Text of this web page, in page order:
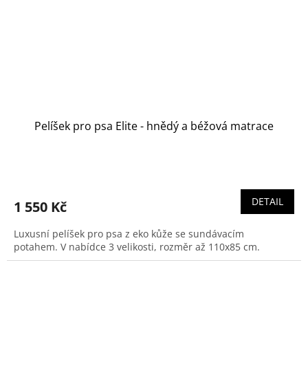
Pelíšek pro psa Elite - hnědý a béžová matrace
1 550 Kč DETAIL
Luxusní pelíšek pro psa z eko kůže se sundávacím
potahem. V nabídce 3 velikosti, rozměr až 110x85 cm.